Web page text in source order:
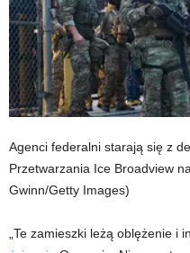
Agenci federalni starają się z
Przetwarzania Ice Broadview
Gwinn/Getty Images)
„Te zamieszki leżą oblężenie i